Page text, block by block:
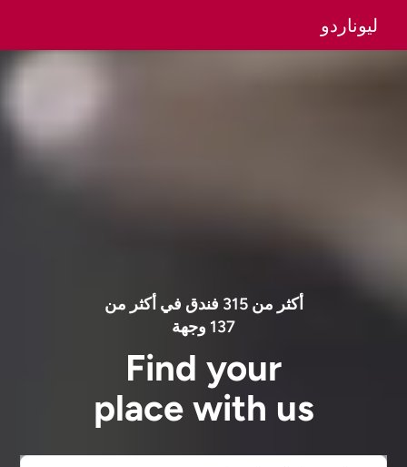
ليوناردو
أكثر من315 فندق في أكثر من
137 وجهة
Find your
place with us